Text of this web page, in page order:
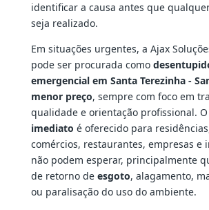
identificar a causa antes que
seja realizado.
Em situações urgentes, a Ajax
pode ser procurada como
emergencial em Santa Terezinha -
menor preço, sempre com foco em
qualidade e orientação profissional. O
imediato é oferecido para
comércios, restaurantes, empresas e
não podem esperar, principalmente
de retorno de esgoto, alagamento,
ou paralisação do uso do ambiente.